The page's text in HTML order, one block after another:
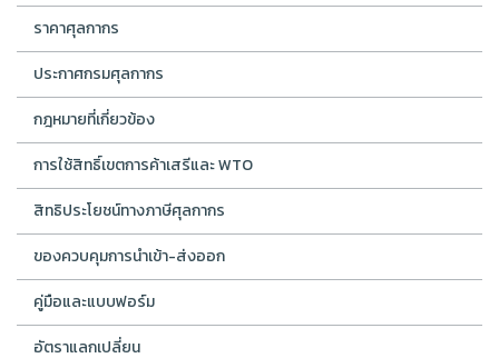
ราคาศุลกากร
ประกาศกรมศุลกากร
กฎหมายที่เกี่ยวข้อง
การใช้สิทธิ์เขตการค้าเสรีและ WTO
สิทธิประโยชน์ทางภาษีศุลกากร
ของควบคุมการนำเข้า-ส่งออก
คู่มือและแบบฟอร์ม
อัตราแลกเปลี่ยน